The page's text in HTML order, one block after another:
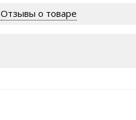
Отзывы о товаре